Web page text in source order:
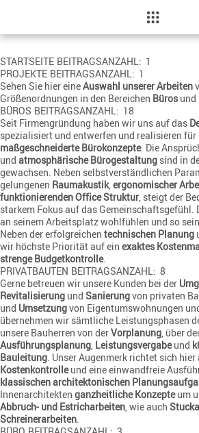
STARTSEITE BEITRAGSANZAHL: 1
PROJEKTE BEITRAGSANZAHL: 1
Sehen Sie hier eineAuswahl unserer Arbeiten
Größenordnungen in den Bereichen Büros und
BÜROS BEITRAGSANZAHL: 18
Seit Firmengründung haben wir uns auf das
spezialisiert und entwerfen und realisieren für
maßgeschneiderte Bürokonzepte. Die
und atmosphärische Bürogestaltung sind in
gewachsen. Neben selbstverständlichen
gelungenen Raumakustik, ergonomischer
funktionierenden Office Struktur , steigt der
starkem Fokus auf das Gemeinschaftsgefühl.
an seinem Arbeitsplatz wohlfühlen und so
Neben der erfolgreichen technischen Planung
wir höchste Priorität auf ein exaktes
strenge Budgetkontrolle.
PRIVATBAUTEN BEITRAGSANZAHL: 8
Gerne betreuen wir unsere Kunden bei der
Revitalisierung und Sanierungvon privaten
und Umsetzungvon Eigentumswohnungen
übernehmen wir sämtliche Leistungsphasen
unsere Bauherren von derVorplanung , über
Ausführungsplanung Leistungsvergabeund
Bauleitung . Unser Augenmerk richtet sich
Kostenkontrolleund eine einwandfreie
klassischen architektonischen
Innenarchitekten ganzheitliche Konzepteum
Abbruch- und Estricharbeiten , wie auch
Schreinerarbeiten